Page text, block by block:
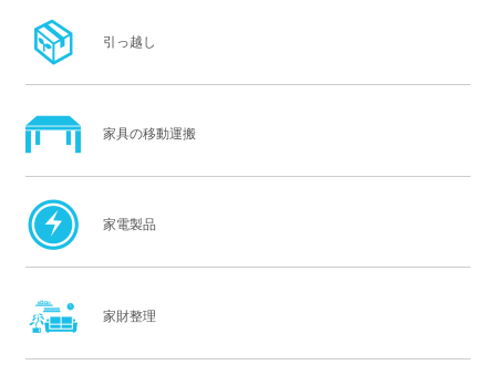
引っ越し
家具の移動運搬
家電製品
家財整理